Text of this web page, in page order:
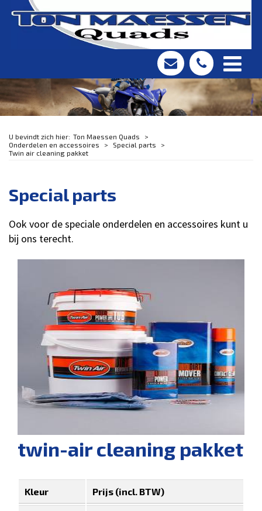
Ton Maessen Quads
Onderdelen en accessoires
Special parts
Twin air cleaning pakket
Special parts
Ook voor de speciale onderdelen en accessoires kunt u
bij ons terecht.
twin-air cleaning pakket
Kleur Prijs (incl. BTW)